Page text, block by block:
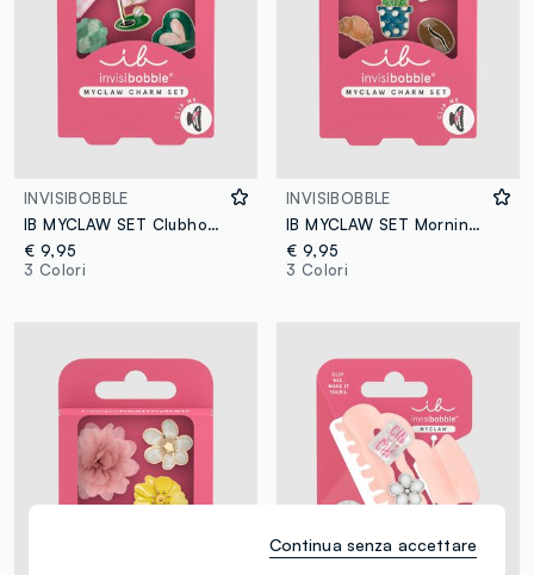
INVISIBOBBLE
IB MYCLAW SET Clubhouse Aesthetics 5 pezzi
€ 9,95
3 Colori
INVISIBOBBLE
IB MYCLAW SET Morning Nostalgia 5 pezzi
€ 9,95
3 Colori
Continua senza accettare